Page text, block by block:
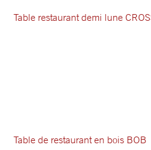
Table restaurant demi lune
Table de restaurant en bois BOB